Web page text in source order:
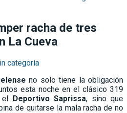
racha de tres
La Cueva
categoría
no solo tiene la obligación
elDeportivo Saprissa , sino que
de quitarse la mala racha de no
Tibás.